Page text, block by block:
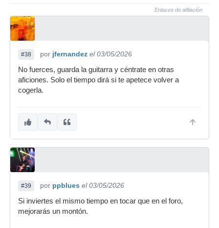
Enlaces de afiliación
#38 por jfernandez el 03/05/2026
No fuerces, guarda la guitarra y céntrate en otras
aficiones. Solo el tiempo dirá si te apetece volver a
cogerla.
#39 por ppblues el 03/05/2026
Si inviertes el mismo tiempo en tocar que en el foro,
mejorarás un montón.